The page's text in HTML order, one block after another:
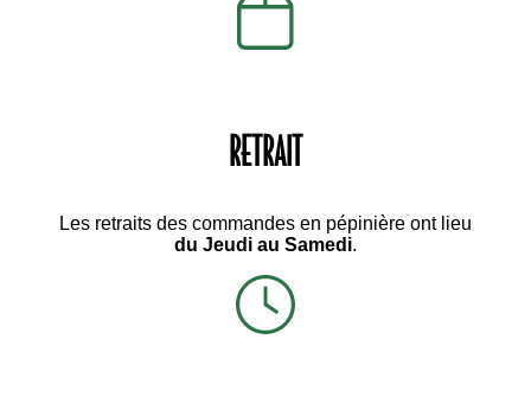
RETRAIT
Les retraits des commandes en pépinière ont lieu
du Jeudi au Samedi.